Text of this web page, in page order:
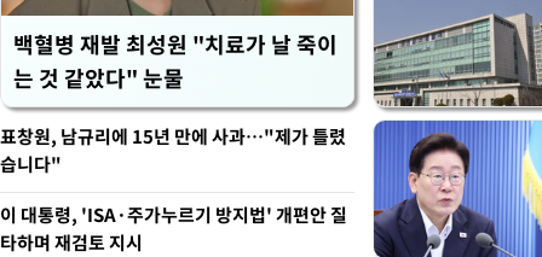
백혈병 재발 최성원 "치료가 날 죽이
는 것 같았다" 눈물
표창원, 남규리에 15년 만에 사과…"제가 틀렸
습니다"
이 대통령, 'ISA·주가누르기 방지법' 개편안 질
타하며 재검토 지시